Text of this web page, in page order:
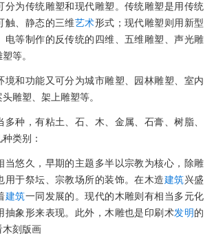
分为传统雕塑和现代雕塑。传统雕塑是用传统
触、静态的三维艺术形式；现代雕塑则用新型
电等制作的反传统的四维、五维雕塑、声光雕
等。
境和功能又可分为城市雕塑、园林雕塑、室内
雕塑、架上雕塑等。
多种，有粘土、石、木、金属、石膏、树脂、
类别：
当悠久，早期的主题多半以宗教为核心，除雕
用于祭坛、宗教场所的装饰。在木造建筑兴盛
建筑一同发展的。现代的木雕则有相当多元化
抽象形来表现。此外，木雕也是印刷术发明的
木刻版画